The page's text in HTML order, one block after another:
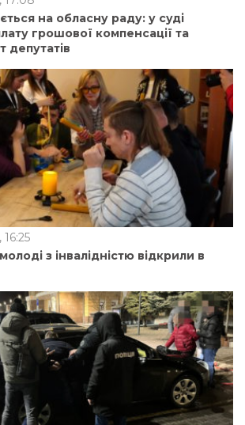
на обласну раду: у суді
грошової компенсації та
депутатів
з інвалідністю відкрили в